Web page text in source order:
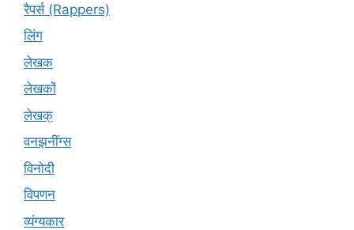
रैपर्स (Rappers)
लिंग
लेखक
लेखकों
लेखक्
वनझनींग्स
विनोदी
विपणन
व्यंग्यकार